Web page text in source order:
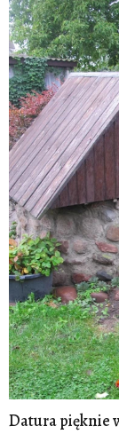
Datura pięknie